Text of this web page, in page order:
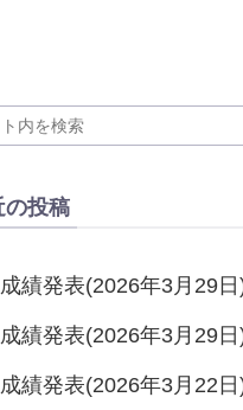
の投稿
績発表(2026年3月29日
績発表(2026年3月29日
績発表(2026年3月22日